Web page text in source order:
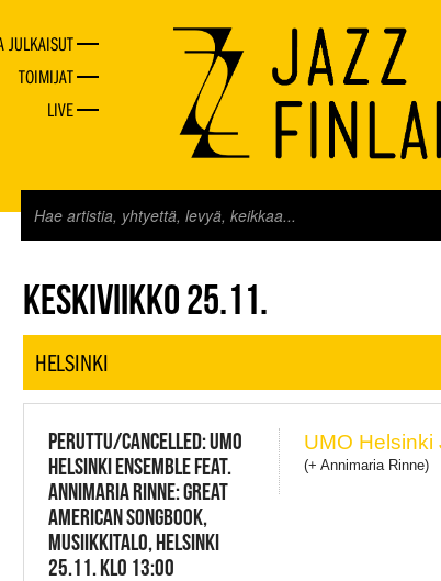
JULKAISUT
TOIMIJAT
LIVE
JAZZ FINLAND LIVE
KESKIVIIKKO 25.11.
HELSINKI
PERUTTU/CANCELLED: UMO
HELSINKI ENSEMBLE FEAT.
ANNIMARIA RINNE: GREAT
AMERICAN SONGBOOK,
MUSIIKKITALO, HELSINKI
25.11. KLO 13:00
UMO Helsinki
(+ Annimaria Rinne)